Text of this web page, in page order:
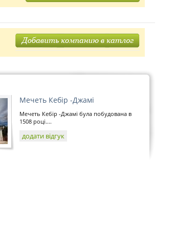
Мечеть Кебір -Джамі
Мечеть Кебір -Джамі була побудована в
1508 році....
додати відгук